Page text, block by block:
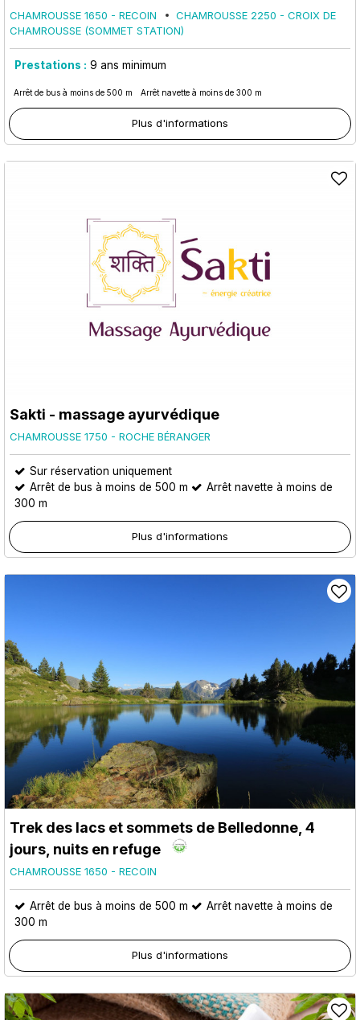
CHAMROUSSE 1650 - RECOIN
CHAMROUSSE 2250 - CROIX DE
CHAMROUSSE (SOMMET STATION)
Prestations : 9 ans minimum
Arrêt de bus à moins de 500 m Arrêt navette à moins de 300 m
Plus d'informations
Sakti - massage ayurvédique
CHAMROUSSE 1750 - ROCHE BÉRANGER
Sur réservation uniquement
Arrêt de bus à moins de 500 m
Arrêt navette à moins de
300 m
Plus d'informations
Trek des lacs et sommets de Belledonne, 4
jours, nuits en refuge
CHAMROUSSE 1650 - RECOIN
Arrêt de bus à moins de 500 m
Arrêt navette à moins de
300 m
Plus d'informations